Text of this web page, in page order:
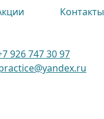
Контакты
926 747 30 97